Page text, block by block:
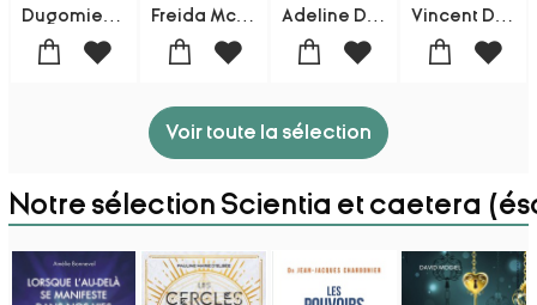
Voir toute la sélection
Notre sélection Scientia et caetera